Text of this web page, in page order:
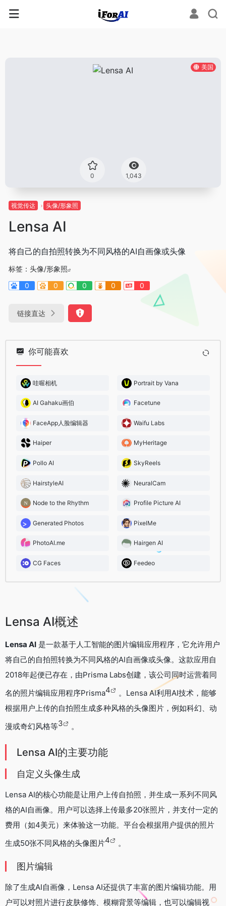
美国
0 1,043
视觉传达 头像/形象照
Lensa AI
将自己的自拍照转换为不同风格的AI自画像或头像
标签： 头像/形象照
0
0 0 0 0
链接直达
你可能喜欢
哇喔相机 Portrait by Vana
AI Gahaku画伯 Facetune
FaceApp人脸编辑器 Waifu Labs
Haiper MyHeritage
Pollo AI SkyReels
HairstyleAI NeuralCam
Node to the Rhythm Profile Picture AI
Generated Photos PixelMe
PhotoAI.me Hairgen AI
CG Faces Feedeo
Lensa AI概述
Lensa AI 是一款基于人工智能的图片编辑应用程序，它允许用户
将自己的自拍照转换为不同风格的AI自画像或头像。这款应用自
2018年起便已存在，由Prisma Labs创建，该公司同时运营着同
名的照片编辑应用程序Prisma4
。Lensa AI利用AI技术，能够
根据用户上传的自拍照生成多种风格的头像图片，例如科幻、动
漫或奇幻风格等3 。
Lensa AI的主要功能
自定义头像生成
Lensa AI的核心功能是让用户上传自拍照，并生成一系列不同风
格的AI自画像。用户可以选择上传最多20张照片，并支付一定的
费用（如4美元）来体验这一功能。平台会根据用户提供的照片
生成50张不同风格的头像图片4 。
图片编辑
除了生成AI自画像，Lensa AI还提供了丰富的图片编辑功能。用
户可以对照片进行皮肤修饰、模糊背景等编辑，也可以编辑视